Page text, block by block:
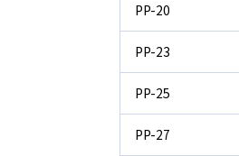
PP-20
PP-23
PP-25
PP-27